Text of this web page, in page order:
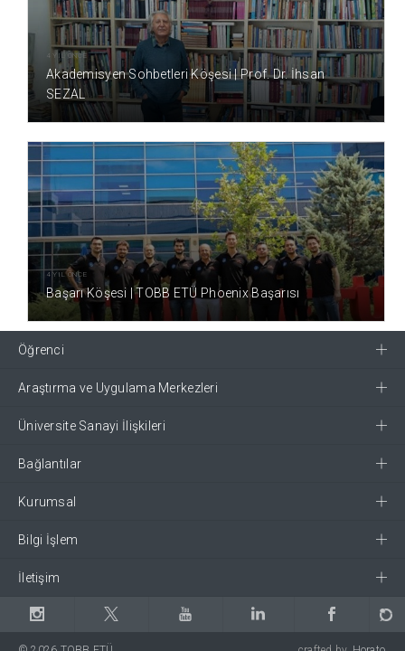
4 YIL ÖNCE
Akademisyen Sohbetleri Köşesi | Prof. Dr. İhsan
SEZAL
4 YIL ÖNCE
Başarı Köşesi | TOBB ETÜ Phoenix Başarısı
Öğrenci
Araştırma ve Uygulama Merkezleri
Üniversite Sanayi İlişkileri
Bağlantılar
Kurumsal
Bilgi İşlem
İletişim